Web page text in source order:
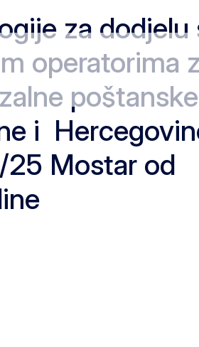
za dodjelu
operatorima
i
Mostar od
godine